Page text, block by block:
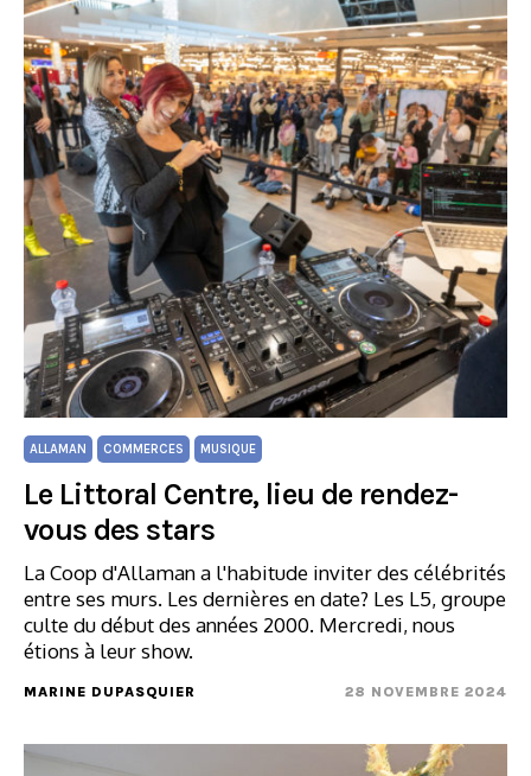
ALLAMAN COMMERCES MUSIQUE
Le Littoral Centre, lieu de rendez-
vous des stars
La Coop d'Allaman a l'habitude inviter des célébrités
entre ses murs. Les dernières en date? Les L5, groupe
culte du début des années 2000. Mercredi, nous
étions à leur show.
MARINE DUPASQUIER 28 NOVEMBRE 2024